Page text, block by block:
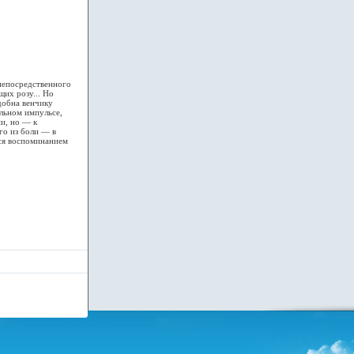
розу... Но
венчику
импульсе,
но — к
из боли — в
воспоминанием